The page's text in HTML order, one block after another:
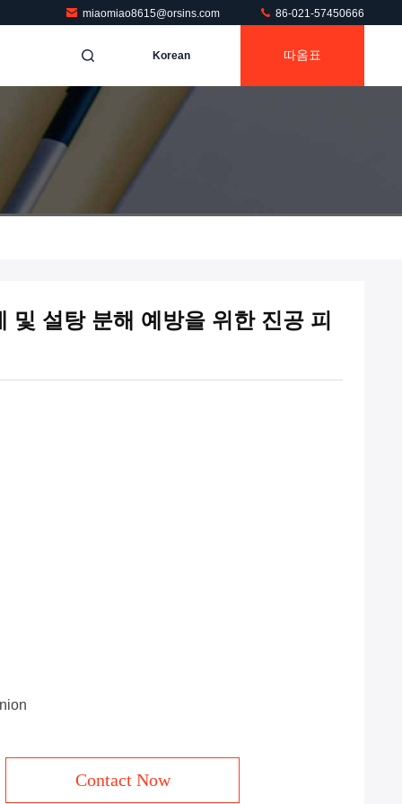
miaomiao8615@orsins.com 86-021-57450666
Korean 따옴표
및 설탕 분해 예방을 위한 진공 피
Contact Now